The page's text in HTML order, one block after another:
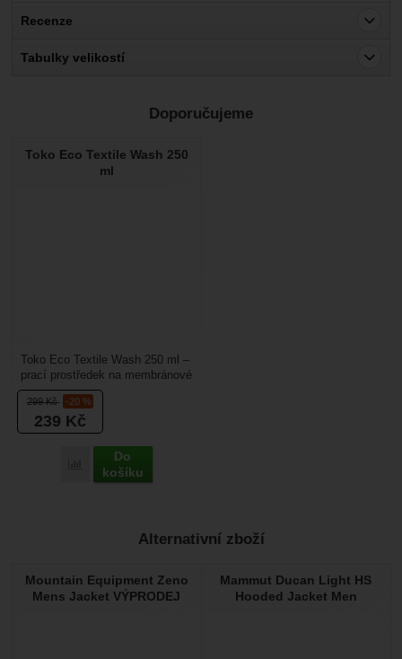
Recenze
Nebyla přidána žádná recenze.
Tabulky velikostí
Doporučujeme
Toko Eco Textile Wash 250
ml
299Kč -20 %
239 Kč
Porovnat
Do
košíku
Toko Eco Textile Wash 250 ml –
prací prostředek na membránové
oblečení (membránové bundy,
nepromokavé...
Alternativní zboží
Mountain Equipment Zeno
Mens Jacket VÝPRODEJ
Mammut Ducan Light HS
Hooded Jacket Men